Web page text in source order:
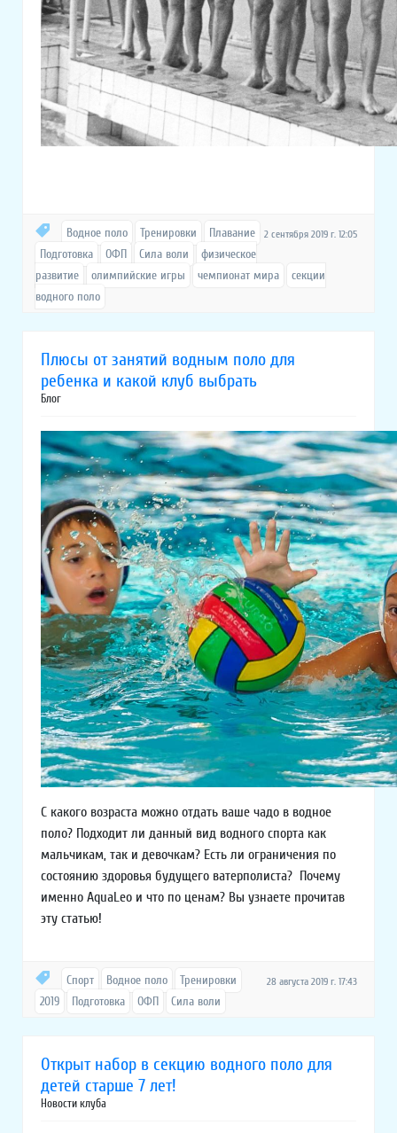
2 сентября 2019 г. 12:05
Водное поло Тренировки
Плавание
Подготовка
ОФП Сила воли
физическое
развитие
олимпийские игры чемпионат мира
секции
водного поло
Плюсы от занятий водным поло для
ребенка и какой клуб выбрать
Блог
С какого возраста можно отдать ваше чадо в водное
поло? Подходит ли данный вид водного спорта как
мальчикам, так и девочкам? Есть ли ограничения по
состоянию здоровья будущего ватерполиста? Почему
именно AquaLeo и что по ценам? Вы узнаете прочитав
эту статью!
28 августа 2019 г. 17:43
Спорт Водное поло
Тренировки
2019
Подготовка ОФП Сила воли
Открыт набор в секцию водного поло для
детей старше 7 лет!
Новости клуба